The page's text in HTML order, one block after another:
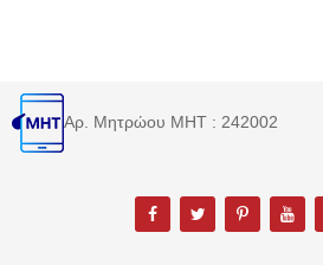
Αρ. Μητρώου MHT : 242002